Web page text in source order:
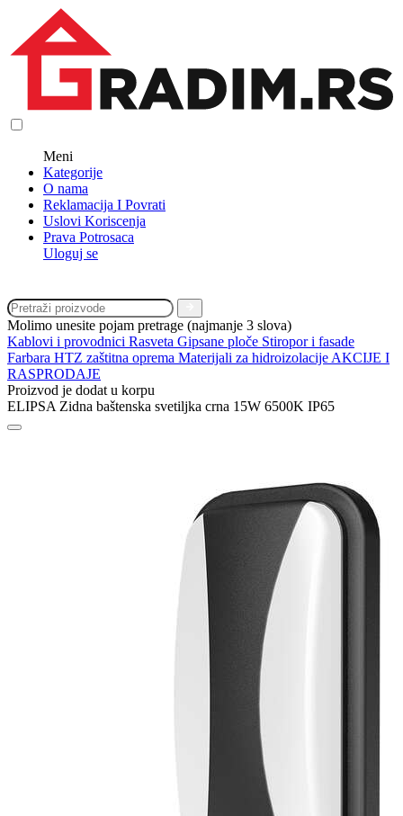
Meni
Kategorije
O nama
Reklamacija I Povrati
Uslovi Koriscenja
Prava Potrosaca
Uloguj se
Molimo unesite pojam pretrage (najmanje 3 slova)
Kablovi i provodnici Rasveta Gipsane ploče Stiropor i fasade
Farbara HTZ zaštitna oprema Materijali za hidroizolacije AKCIJE I
RASPRODAJE
Proizvod je dodat u korpu
ELIPSA Zidna baštenska svetiljka crna 15W 6500K IP65